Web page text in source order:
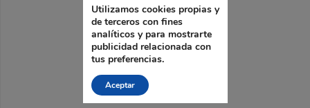
Utilizamos cookies propias y
de terceros con fines
analíticos y para mostrarte
publicidad relacionada con
tus preferencias.
Aceptar